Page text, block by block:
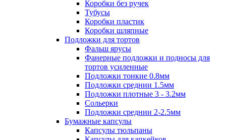
Коробки без ручек
Тубусы
Коробки пластик
Коробки шляпные
Подложки для тортов
Фальш ярусы
Фанерные подложки и подносы для
тортов усиленные
Подложки тонкие 0.8мм
Подложки среднии 1.5мм
Подложки плотные 3 - 3.2мм
Сольерки
Подложки среднии 2-2.5мм
Бумажные капсулы
Капсулы тюльпаны